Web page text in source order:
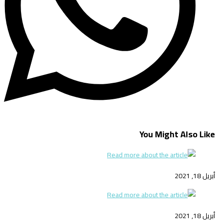
You Might Also Like
أبريل 18, 2021
أبريل 18, 2021